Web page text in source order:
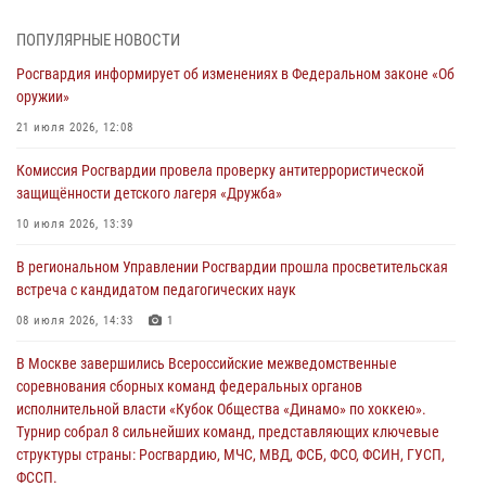
03 августа 2026, 17:21
21 единицу оружия изъяли Псковские росгвардейцы за неделю
03 августа 2026, 14:10
безопасности во время празднования Дня ВДВ
улицу Труда
31 июля 2026, 13:53
Всероссийского конкурса профессионального мастерства среди
сотрудников вневедомственной охраны Росгвардии, Псковские
Росгвардейцы одержали победу
30 июля 2026, 05:10
ПОПУЛЯРНЫЕ НОВОСТИ
Росгвардия информирует об изменениях в Федеральном законе «Об
оружии»
21 июля 2026, 12:08
Комиссия Росгвардии провела проверку антитеррористической
защищённости детского лагеря «Дружба»
10 июля 2026, 13:39
В региональном Управлении Росгвардии прошла просветительская
встреча с кандидатом педагогических наук
08 июля 2026, 14:33 1
В Москве завершились Всероссийские межведомственные
соревнования сборных команд федеральных органов
исполнительной власти «Кубок Общества «Динамо» по хоккею».
Турнир собрал 8 сильнейших команд, представляющих ключевые
структуры страны: Росгвардию, МЧС, МВД, ФСБ, ФСО, ФСИН, ГУСП,
ФССП.